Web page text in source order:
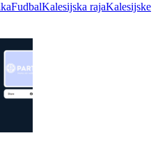
FudbalKalesijska rajaKalesijske